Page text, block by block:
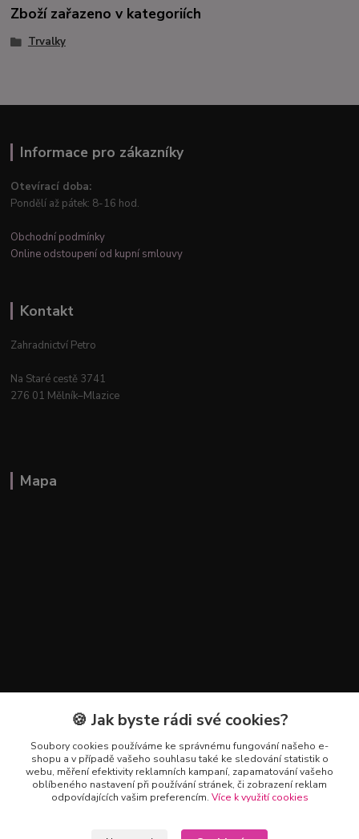
Zboží zařazeno v kategoriích
Trvalky
Informace pro zákazníky
Otevírací doba:
Pondělí až pátek: 8-16 hod.
Obchodní podmínky
Online odstoupení od kupní smlouvy
Kontakt
Zahradnictví Petro
Na Staré cestě 3741
276 01 Mělník–Mlazice
Mapa
Kontakty
+420 602 223 614
info@zahradnictvipetro.cz
🍪 Jak byste rádi své cookies?
Soubory cookies používáme ke správnému fungování našeho e-
shopu a v případě vašeho souhlasu také ke sledování statistik o
webu, měření efektivity reklamních kampaní, zapamatování vašeho
oblíbeného nastavení při používání stránek, či zobrazení reklam
odpovídajících vašim preferencím. Více k využití cookies